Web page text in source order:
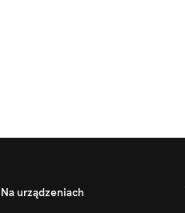
Na urządzeniach